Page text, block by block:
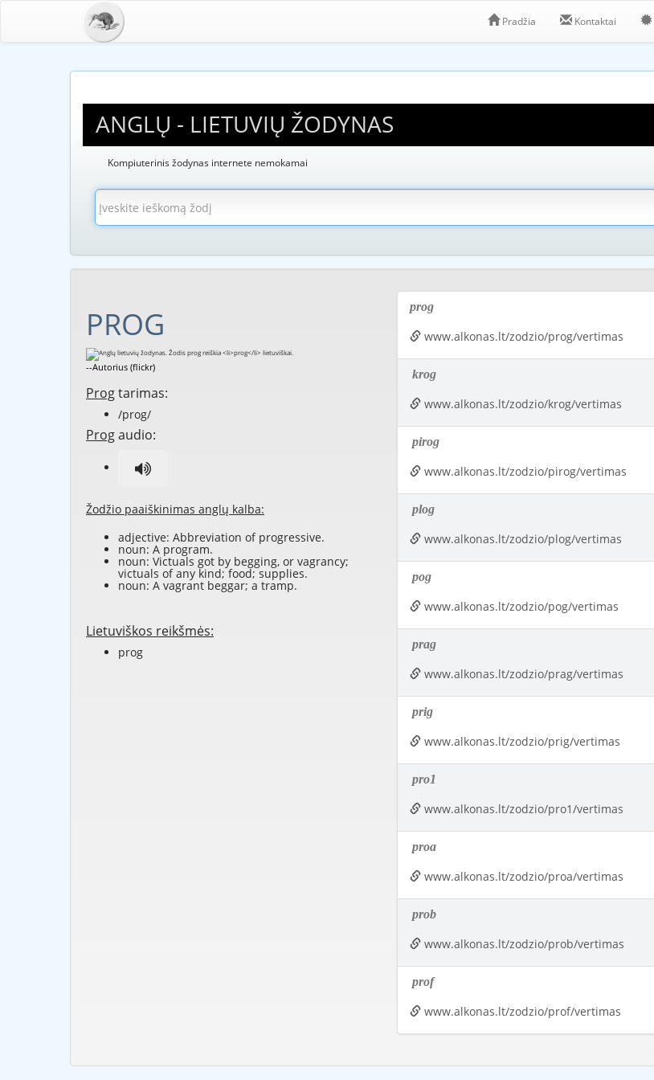
Pradžia Kontaktai
ANGLŲ - LIETUVIŲ ŽODYNAS
Kompiuterinis žodynas internete nemokamai
PROG
--Autorius (flickr)
Progtarimas:
/prog/
Progaudio:
Žodžio paaiškinimas anglų kalba:
adjective: Abbreviation of progressive.
noun: A program.
noun: Victuals got by begging, or vagrancy;
victuals of any kind; food; supplies.
noun: A vagrant beggar; a tramp.
Lietuviškos reikšmės:
prog
prog
www.alkonas.lt/zodzio/prog/vertimas
krog
www.alkonas.lt/zodzio/krog/vertimas
pirog
www.alkonas.lt/zodzio/pirog/vertimas
plog
www.alkonas.lt/zodzio/plog/vertimas
pog
www.alkonas.lt/zodzio/pog/vertimas
prag
www.alkonas.lt/zodzio/prag/vertimas
prig
www.alkonas.lt/zodzio/prig/vertimas
pro1
www.alkonas.lt/zodzio/pro1/vertimas
proa
www.alkonas.lt/zodzio/proa/vertimas
prob
www.alkonas.lt/zodzio/prob/vertimas
prof
www.alkonas.lt/zodzio/prof/vertimas